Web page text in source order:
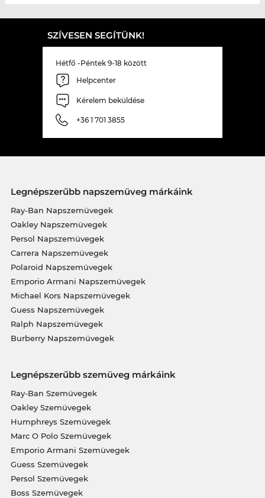
SZÍVESEN SEGÍTÜNK!
Hétfő -Péntek 9-18 között
Helpcenter
Kérelem beküldése
+36 1 701 3855
Legnépszerűbb napszemüveg márkáink
Ray-Ban Napszemüvegek
Oakley Napszemüvegek
Persol Napszemüvegek
Carrera Napszemüvegek
Polaroid Napszemüvegek
Emporio Armani Napszemüvegek
Michael Kors Napszemüvegek
Guess Napszemüvegek
Ralph Napszemüvegek
Burberry Napszemüvegek
Legnépszerűbb szemüveg márkáink
Ray-Ban Szemüvegek
Oakley Szemüvegek
Humphreys Szemüvegek
Marc O Polo Szemüvegek
Emporio Armani Szemüvegek
Guess Szemüvegek
Persol Szemüvegek
Boss Szemüvegek